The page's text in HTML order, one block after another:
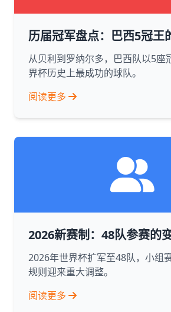
历届冠军盘点：巴西5冠王
从贝利到罗纳尔多，巴西队以5座
界杯历史上最成功的球队。
阅读更多
2026新赛制：48队参赛的
2026年世界杯扩军至48队，小组
规则迎来重大调整。
阅读更多